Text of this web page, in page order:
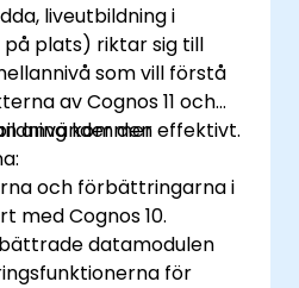
liveutbildning i
på plats) riktar sig till
som vill förstå
av Cognos 11 och
använder den effektivt.
kommer
och förbättringarna i
med Cognos 10.
datamodulen
för